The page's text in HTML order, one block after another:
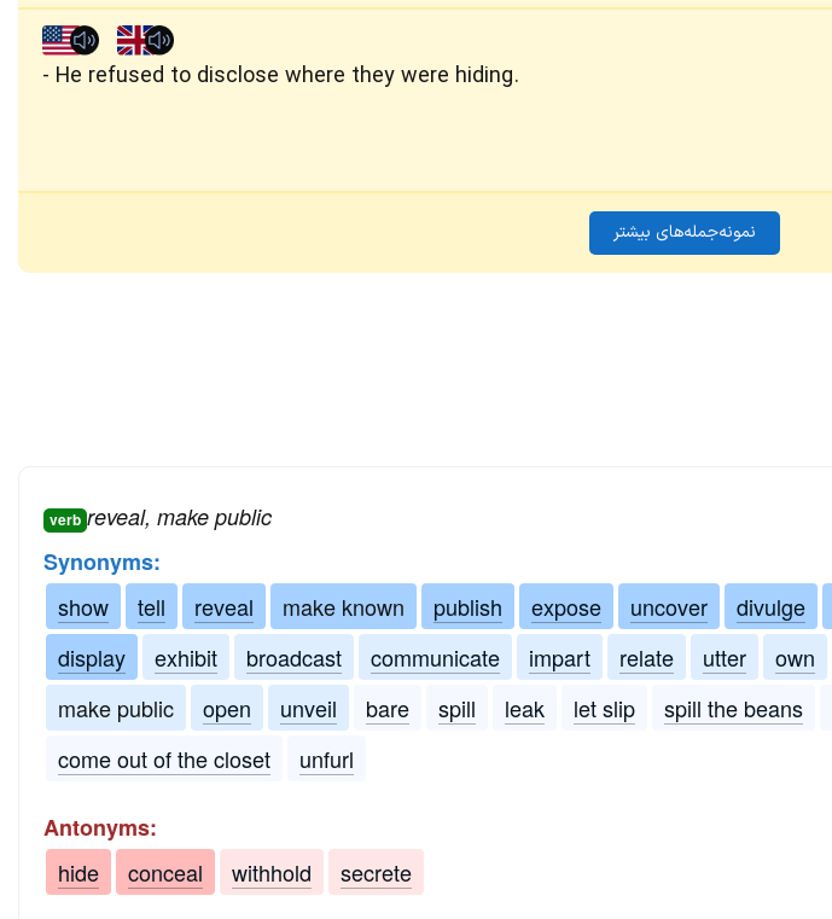
He refused to disclose where they were hiding.
نمونه‌جمله‌های بیشتر
verb reveal, make public
Synonyms:
show
tell reveal make known publish expose uncover divulge
display
exhibit broadcast communicate impart relate utter own
make public
open unveil bare spill leak let slip spill the beans
come out of the closet
unfurl
Antonyms:
hide
conceal withhold secrete